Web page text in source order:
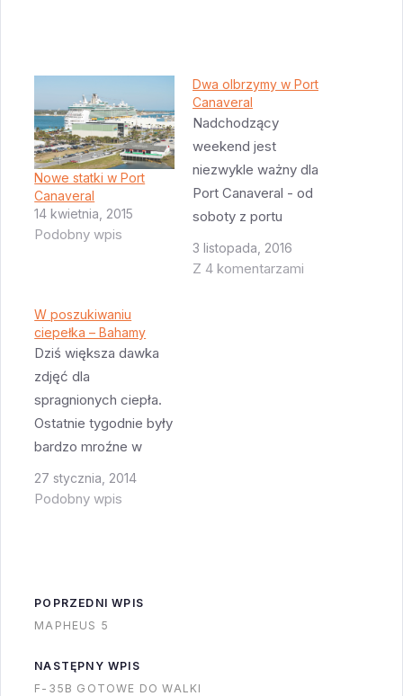
Nowe statki w Port
Canaveral
14 kwietnia, 2015
Podobny wpis
Dwa olbrzymy w Port
Canaveral
Nadchodzący
weekend jest
niezwykle ważny dla
Port Canaveral - od
soboty z portu
zacznie pływać Royal
Caribbean Oasis of
3 listopada, 2016
Z 4 komentarzami
W poszukiwaniu
ciepełka – Bahamy
Dziś większa dawka
zdjęć dla
spragnionych ciepła.
Ostatnie tygodnie były
bardzo mroźne w
USA, nawet na
Florydzie było
domów!). Dlatego
postanowiliśmy
wyskok na Bahamy.
27 stycznia, 2014
Podobny wpis
POPRZEDNI WPIS
MAPHEUS 5
NASTĘPNY WPIS
F-35B GOTOWE DO WALKI